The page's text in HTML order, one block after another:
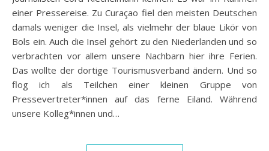
einer Pressereise. Zu Curaçao fiel den meisten Deutschen
damals weniger die Insel, als vielmehr der blaue Likör von
Bols ein. Auch die Insel gehört zu den Niederlanden und so
verbrachten vor allem unsere Nachbarn hier ihre Ferien.
Das wollte der dortige Tourismusverband ändern. Und so
flog ich als Teilchen einer kleinen Gruppe von
Pressevertreter*innen auf das ferne Eiland. Während
unsere Kolleg*innen und…